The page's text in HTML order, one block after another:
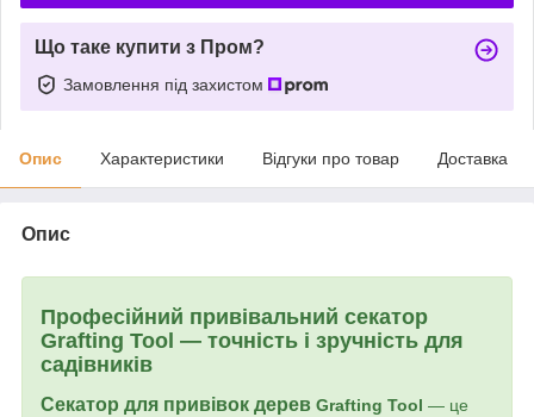
Що таке купити з Пром?
Замовлення під захистом
Опис Характеристики Відгуки про товар Доставка
Опис
Професійний привівальний секатор
Grafting Tool — точність і зручність для
садівників
Секатор для привівок дерев Grafting Tool — це